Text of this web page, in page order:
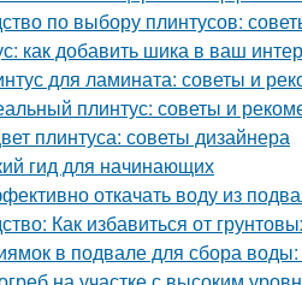
по выбору плинтусов:
как добавить шика в ваш
для ламината: советы и
плинтус: советы и
плинтуса: советы дизайнера
гид для начинающих
откачать воду из
Как избавиться от
в подвале для сбора